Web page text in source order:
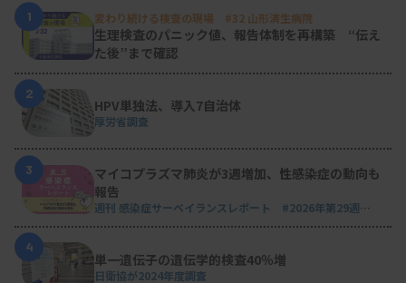
1
変わり続ける検査の現場 #32 山形済生病院
生理検査のパニック値、報告体制を再構築 “伝え
た後”まで確認
2
HPV単独法、導入7自治体
厚労省調査
3
マイコプラズマ肺炎が3週増加、性感染症の動向も
報告
週刊 感染症サーベイランスレポート #2026年第29週
4
単一遺伝子の遺伝学的検査40％増
日衛協が2024年度調査